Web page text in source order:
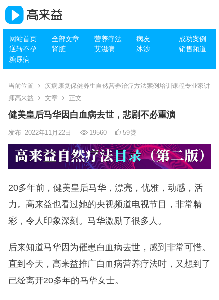
网站首页 全部文章 营养疗法 病友
成功案例
逆转不孕
肾脏 艾滋病 冰沙
销售频道
糖尿病
当前位置
疾病康复保健养生自然营养治疗方法案例培训课程专业家讲
师高来益
文章 正文
健美皇后马华因白血病去世，悲剧不必重演
发布: 2022年11月22日 19560 59赞
20多年前，健美皇后马华，漂亮，优雅，动感，活
力。高来益也看过她的央视频道电视节目，非常精
彩，令人印象深刻。马华激励了很多人。
后来知道马华因为罹患白血病去世，感到非常可惜。
直到今天，高来益推广白血病营养疗法时，又想到了
已经离开20多年的马华女士。